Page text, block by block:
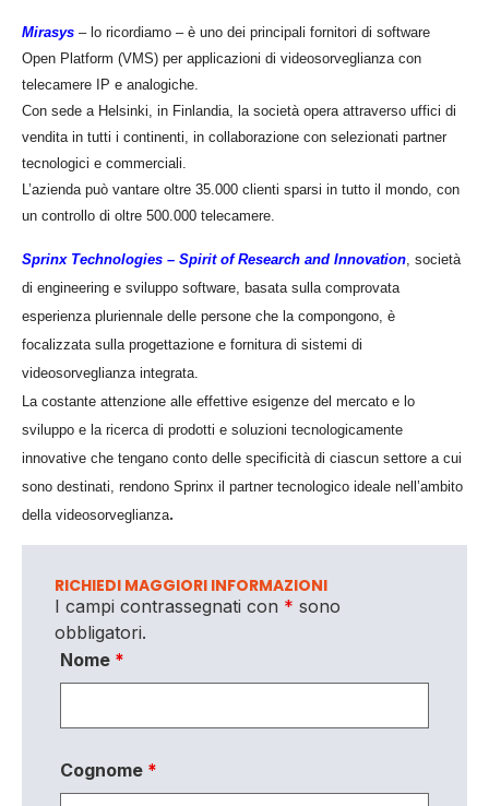
Mirasys – lo ricordiamo – è uno dei principali fornitori di software
Open Platform (VMS) per applicazioni di videosorveglianza con
telecamere IP e analogiche.
Con sede a Helsinki, in Finlandia, la società opera attraverso uffici di
vendita in tutti i continenti, in collaborazione con selezionati partner
tecnologici e commerciali.
L’azienda può vantare oltre 35.000 clienti sparsi in tutto il mondo, con
un controllo di oltre 500.000 telecamere.
Sprinx Technologies – Spirit of Research and Innovation, società
di engineering e sviluppo software, basata sulla comprovata
esperienza pluriennale delle persone che la compongono, è
focalizzata sulla progettazione e fornitura di sistemi di
videosorveglianza integrata.
La costante attenzione alle effettive esigenze del mercato e lo
sviluppo e la ricerca di prodotti e soluzioni tecnologicamente
innovative che tengano conto delle specificità di ciascun settore a cui
sono destinati, rendono Sprinx il partner tecnologico ideale nell’ambito
della videosorveglianza.
RICHIEDI MAGGIORI INFORMAZIONI
I campi contrassegnati con * sono
obbligatori.
Nome *
Cognome *